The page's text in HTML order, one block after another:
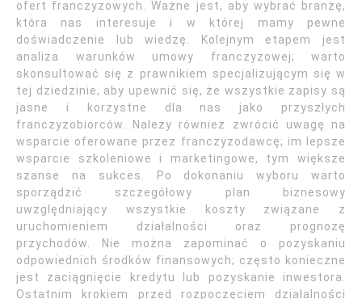
ofert franczyzowych. Ważne jest, aby wybrać branżę,
która nas interesuje i w której mamy pewne
doświadczenie lub wiedzę. Kolejnym etapem jest
analiza warunków umowy franczyzowej; warto
skonsultować się z prawnikiem specjalizującym się w
tej dziedzinie, aby upewnić się, że wszystkie zapisy są
jasne i korzystne dla nas jako przyszłych
franczyzobiorców. Należy również zwrócić uwagę na
wsparcie oferowane przez franczyzodawcę; im lepsze
wsparcie szkoleniowe i marketingowe, tym większe
szanse na sukces. Po dokonaniu wyboru warto
sporządzić szczegółowy plan biznesowy
uwzględniający wszystkie koszty związane z
uruchomieniem działalności oraz prognozę
przychodów. Nie można zapominać o pozyskaniu
odpowiednich środków finansowych; często konieczne
jest zaciągnięcie kredytu lub pozyskanie inwestora.
Ostatnim krokiem przed rozpoczęciem działalności